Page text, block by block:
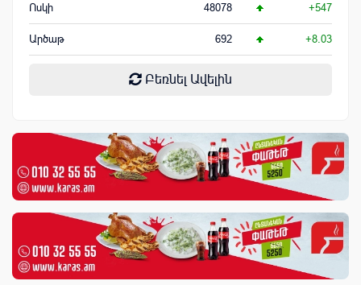
Ոսկի 48078 +547
Արծաթ 692 +8.03
Բեռնել Ավելին